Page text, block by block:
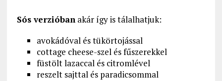
Sós verzióbanakár így is tálalhatjuk:
avokádóval és tükörtojással
cottage cheese-szel és fűszerekkel
füstölt lazaccal és citromlével
reszelt sajttal és paradicsommal